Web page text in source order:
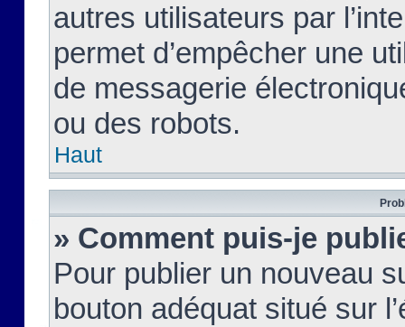
autres utilisateurs par
permet d’empêcher une
de messagerie
ou des robots.
Haut
» Comment puis-je
Pour publier un nouveau
bouton adéquat situé sur